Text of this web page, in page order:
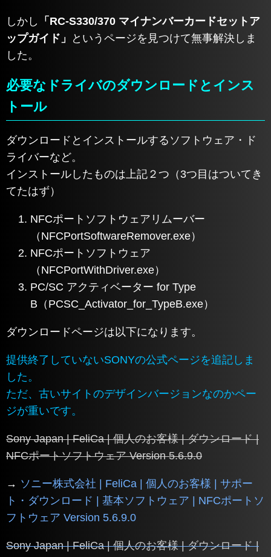
しかし
「RC-S330/370 マイナンバーカードセットア
ップガイド」
というページを見つけて無事解決しま
した。
必要なドライバのダウンロードとインス
トール
ダウンロードとインストールするソフトウェア・ド
ライバーなど。
インストールしたものは上記２つ（3つ目はついてき
てたはず）
NFCポートソフトウェアリムーバー
（NFCPortSoftwareRemover.exe）
NFCポートソフトウェア
（NFCPortWithDriver.exe）
PC/SC アクティベーター for Type
B（PCSC_Activator_for_TypeB.exe）
ダウンロードページは以下になります。
提供終了していないSONYの公式ページを追記しま
した。
ただ、古いサイトのデザインバージョンなのかペー
ジが重いです。
Sony Japan | FeliCa | 個人のお客様 | ダウンロード |
NFCポートソフトウェア Version 5.6.9.0
→ ソニー株式会社 | FeliCa | 個人のお客様 | サポー
ト・ダウンロード | 基本ソフトウェア | NFCポートソ
フトウェア Version 5.6.9.0
Sony Japan | FeliCa | 個人のお客様 | ダウンロード |